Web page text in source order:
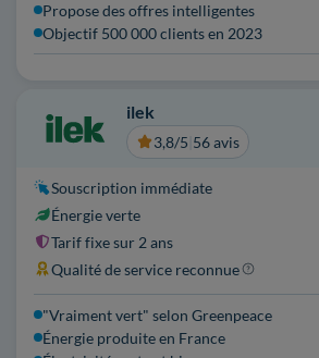
Propose des offres intelligentes
Objectif 500 000 clients en 2023
ilek
3,8/5 56 avis
Souscription immédiate
Énergie verte
Tarif fixe sur 2 ans
Qualité de service reconnue
"Vraiment vert" selon Greenpeace
Énergie produite en France